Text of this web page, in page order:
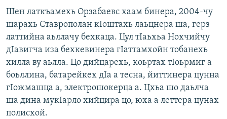
Шен латкъамехь Орзабаевс хаам бинера, 2004-чу
шарахь Ставрополан кIоштахь лаьцнера ша, герз
латтийна аьллачу бехкаца. Цул тIаьхьа Нохчийчу
дIавигча иза бехкевинера гIаттамхойн тобанехь
хилла ву аьлла. Цо дийцарехь, коьртах тIоьрмиг а
боьллина, батарейкех дIа а тесна, йиттинера цунна
гIожмашца а, электрошокерца а. Цхьа шо даьлча
ша дина мукIарло хийцира цо, юха а леттера цунах
полисхой.